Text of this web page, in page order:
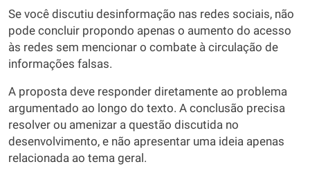
Se você discutiu desinformação nas redes sociais, não
pode concluir propondo apenas o aumento do acesso
às redes sem mencionar o combate à circulação de
informações falsas.
A proposta deve responder diretamente ao problema
argumentado ao longo do texto. A conclusão precisa
resolver ou amenizar a questão discutida no
desenvolvimento, e não apresentar uma ideia apenas
relacionada ao tema geral.